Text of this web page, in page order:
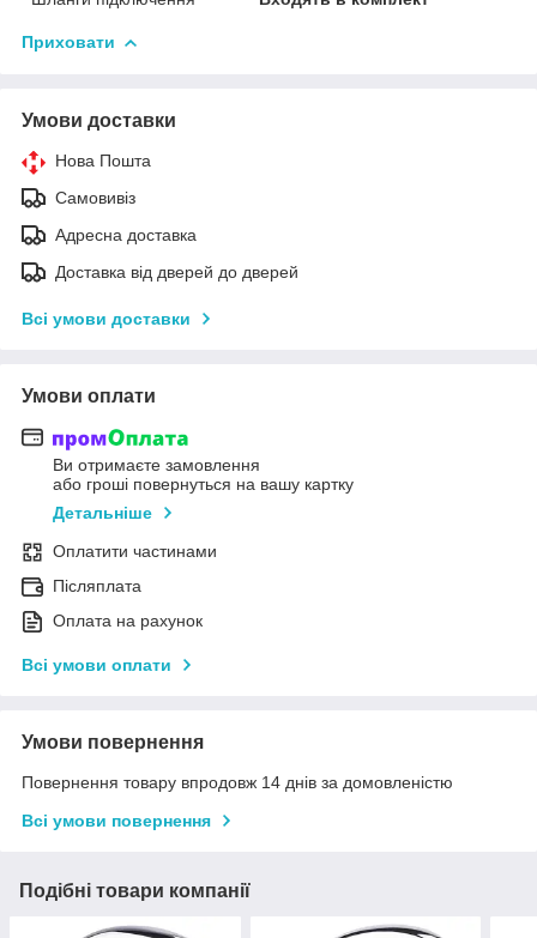
Приховати
Умови доставки
Нова Пошта
Самовивіз
Адресна доставка
Доставка від дверей до дверей
Всі умови доставки
Умови оплати
Ви отримаєте замовлення
або гроші повернуться на вашу картку
Детальніше
Оплатити частинами
Післяплата
Оплата на рахунок
Всі умови оплати
Умови повернення
Повернення товару впродовж 14 днів за домовленістю
Всі умови повернення
Подібні товари компанії